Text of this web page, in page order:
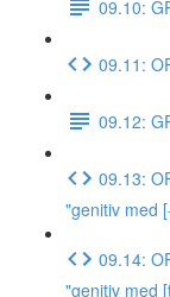
09.10:
09.11:
09.12:
09.13:
"genitiv med
09.14:
"genitiv med